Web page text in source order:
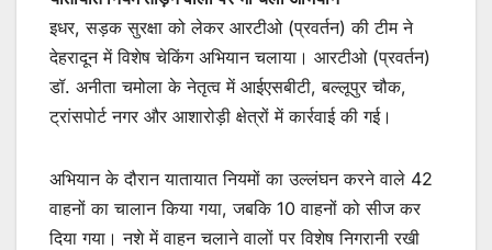
इधर, सड़क सुरक्षा को लेकर आरटीओ (प्रवर्तन) की टीम ने
देहरादून में विशेष चेकिंग अभियान चलाया। आरटीओ (प्रवर्तन)
डॉ. अनीता चमोला के नेतृत्व में आईएसबीटी, बल्लूपुर चौक,
ट्रांसपोर्ट नगर और आशारोड़ी क्षेत्रों में कार्रवाई की गई।
अभियान के दौरान यातायात नियमों का उल्लंघन करने वाले 42
वाहनों का चालान किया गया, जबकि 10 वाहनों को सीज कर
दिया गया। नशे में वाहन चलाने वालों पर विशेष निगरानी रखी